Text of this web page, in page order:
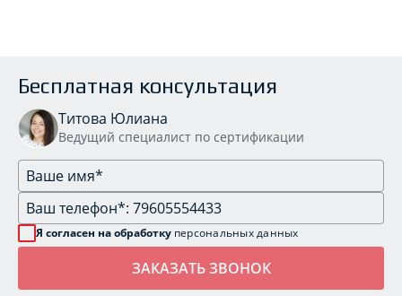
Бесплатная консультация
Титова Юлиана
Ведущий специалист по сертификации
Я согласен на обработку персональных данных